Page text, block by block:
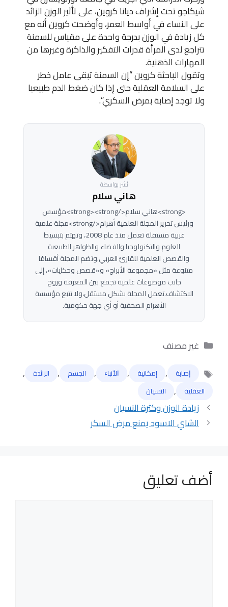
شيكاجو تحت إشراف ديانا كروين، على تأثير الوزن الزائد
على النساء في أواسط العمر، وأوضحت كروين أنه مع
كل زيادة في الوزن بدرجة واحدة على مقياس للسمنة
تتراجع لدى المرأة قدرات التفكير والذاكرة وغيرها من
المهارات الذهنية.
وتقول الباحثة كروين “إن السمنة تبقى عامل خطر
على السلامة العقلية حتى إذا كان ضغط الدم طبيعيا
ولا توجد إصابة بمرض السكري”.
نُشر بواسطة
هاني سلام
<strong>هاني سلام</strong><strong>مؤسس
ورئيس تحرير المجلة العلمية أهرام</strong>مجلة علمية
عربية مستقلة تعمل منذ عام 2008، وتهتم بتبسيط
العلوم والتكنولوجيا والفضاء والظواهر الطبيعية
والقصص العلمية للقارئ العربي.وتضم المجلة أقسامًا
متنوعة مثل «مجموعة الأبراج» و«قصص وحكايات»، إلى
جانب موضوعات علمية تجمع بين المعرفة وروح
الاكتشاف.تعمل المجلة بشكل مستقل،ولا تتبع مؤسسة
الأهرام الصحفية أو أي جهة حكومية.
التصنيفات
غير مصنف
الوسوم
ﺇﺻﺎﺑﺔ , إمكانية , ﺍﻷﻧﺒﺎﺀ , الجسم , الزائدة ,
العقلية , النسيان
زيادة الوزن وكثرة النسيان
الشاي الاسود يمنع مرض السكر
أضف تعليق